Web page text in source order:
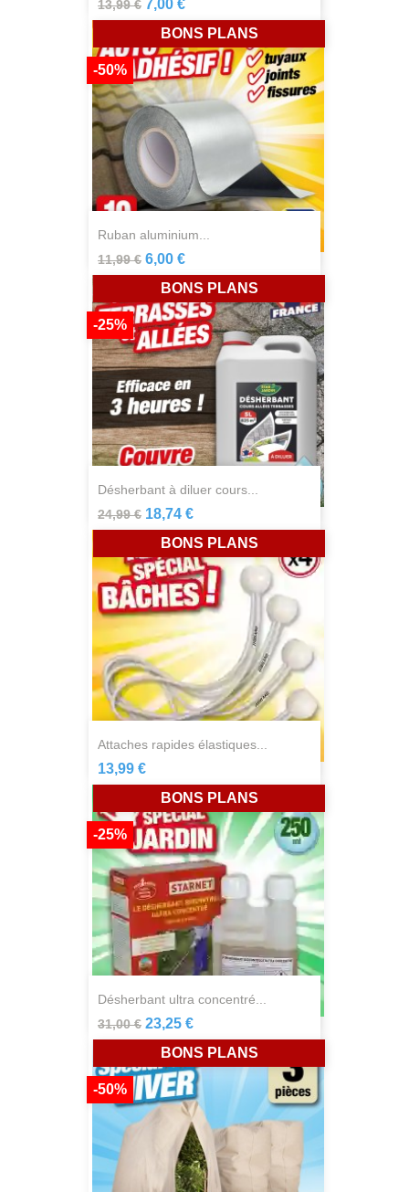
13,99 € 7,00 €
ruban aluminium...
11,99 €
-50%
6,00 €
BONS PLANS
désherbant à diluer cours...
24,99 €
-25%
18,74 €
BONS PLANS
attaches rapides élastiques...
13,99 €
BONS PLANS
désherbant ultra concentré...
31,00 €
-25%
23,25 €
BONS PLANS
-50%
BONS PLANS